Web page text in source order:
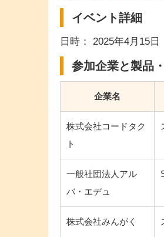
イベント詳細
日時： 2025年4月15日
参加企業と製品
企業名
株式会社コードタク
ト
一般社団法人アル
バ・エデュ
株式会社みんがく